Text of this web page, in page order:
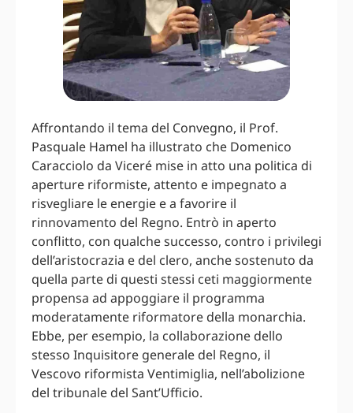
Affrontando il tema del Convegno, il Prof.
Pasquale Hamel ha illustrato che Domenico
Caracciolo da Viceré mise in atto una politica di
aperture riformiste, attento e impegnato a
risvegliare le energie e a favorire il
rinnovamento del Regno. Entrò in aperto
conflitto, con qualche successo, contro i privilegi
dell’aristocrazia e del clero, anche sostenuto da
quella parte di questi stessi ceti maggiormente
propensa ad appoggiare il programma
moderatamente riformatore della monarchia.
Ebbe, per esempio, la collaborazione dello
stesso Inquisitore generale del Regno, il
Vescovo riformista Ventimiglia, nell’abolizione
del tribunale del Sant’Ufficio.